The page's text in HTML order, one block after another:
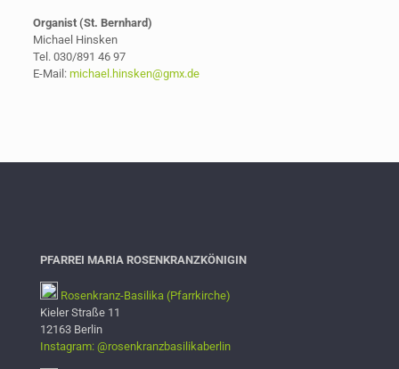
Organist (St. Bernhard)
Michael Hinsken
Tel. 030/891 46 97
E-Mail: michael.hinsken@gmx.de
PFARREI MARIA ROSENKRANZKÖNIGIN
Rosenkranz-Basilika (Pfarrkirche)
Kieler Straße 11
12163 Berlin
Instagram: @rosenkranzbasilikaberlin